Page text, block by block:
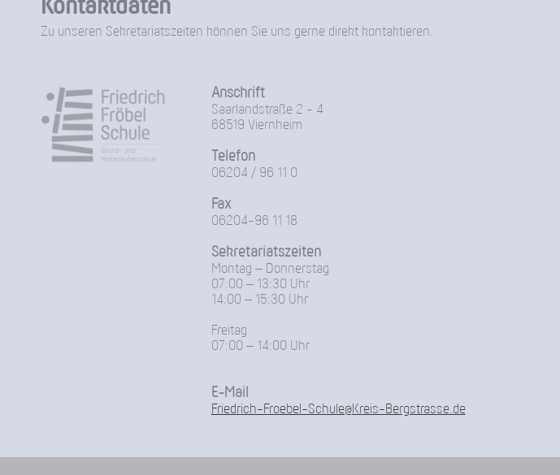
Kontaktdaten
Zu unseren Sekretariatszeiten können Sie uns gerne direkt kontaktieren.
Anschrift
Saarlandstraße 2 - 4
68519 Viernheim
Telefon
06204 / 96 11 0
Fax
06204-96 11 18
Sekretariatszeiten
Montag – Donnerstag
07:00 – 13:30 Uhr
14:00 – 15:30 Uhr
Freitag
07:00 – 14:00 Uhr
E-Mail
Friedrich-Froebel-Schule@Kreis-Bergstrasse.de